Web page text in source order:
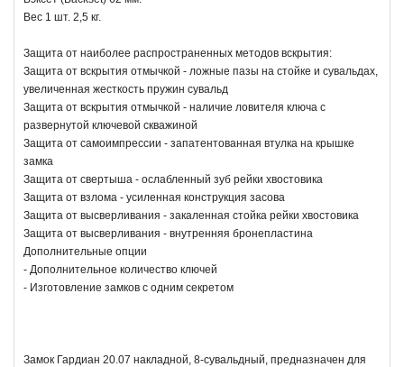
Вес 1 шт. 2,5 кг.
Защита от наиболее распространенных методов вскрытия:
Защита от вскрытия отмычкой - ложные пазы на стойке и сувальдах,
увеличенная жесткость пружин сувальд
Защита от вскрытия отмычкой - наличие ловителя ключа с
развернутой ключевой скважиной
Защита от самоимпрессии - запатентованная втулка на крышке
замка
Защита от свертыша - ослабленный зуб рейки хвостовика
Защита от взлома - усиленная конструкция засова
Защита от высверливания - закаленная стойка рейки хвостовика
Защита от высверливания - внутренняя бронепластина
Дополнительные опции
- Дополнительное количество ключей
- Изготовление замков с одним секретом
Замок Гардиан 20.07 накладной, 8-сувальдный, предназначен для